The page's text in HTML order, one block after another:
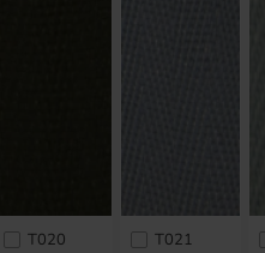
T020 T021